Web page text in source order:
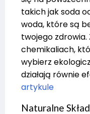
takich jak soda
woda, które są
twojego
chemikaliach,
wybierz
działają równie
artykule
Naturalne